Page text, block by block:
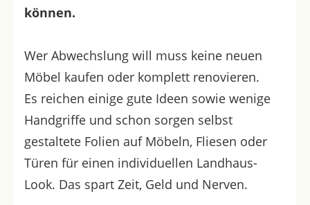
können.
Wer Abwechslung will muss keine neuen
Möbel kaufen oder komplett renovieren.
Es reichen einige gute Ideen sowie wenige
Handgriffe und schon sorgen selbst
gestaltete Folien auf Möbeln, Fliesen oder
Türen für einen individuellen Landhaus-
Look. Das spart Zeit, Geld und Nerven.